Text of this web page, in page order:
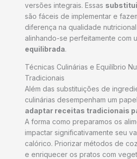
versões integrais. Essas
são fáceis de implementar e
diferença na qualidade
alinhando-se perfeitamente com
equilibrada.
Técnicas Culinárias e Equilíbrio
Tradicionais
Além das substituições de
culinárias desempenham um
adaptar receitas tradicionais
A forma como preparamos os
impactar significativamente seu
calórico. Priorizar métodos de
e enriquecer os pratos com